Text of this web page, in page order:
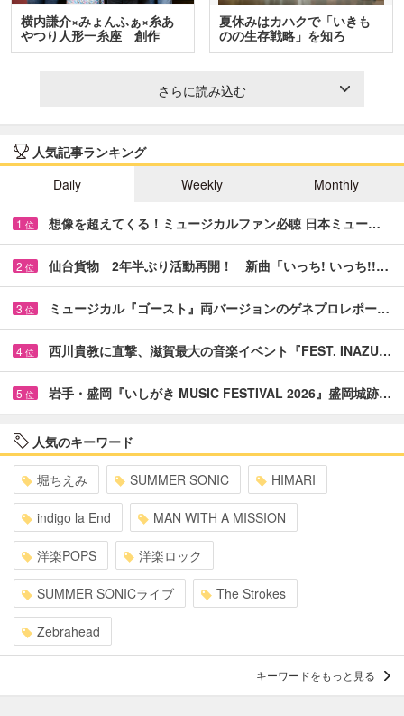
横内謙介×みょんふぁ×糸あ
やつり人形一糸座 創作
人…
夏休みはカハクで「いきも
のの生存戦略」を知ろ
う！ …
さらに読み込む
人気記事ランキング
Daily
Weekly Monthly
1 位 想像を超えてくる！ミュージカルファン必聴 日本ミュー…
2 位 仙台貨物 2年半ぶり活動再開！ 新曲「いっち! いっち!!…
3 位 ミュージカル『ゴースト』両バージョンのゲネプロレポー…
4 位 西川貴教に直撃、滋賀最大の音楽イベント『FEST. INAZU…
5 位 岩手・盛岡『いしがき MUSIC FESTIVAL 2026』盛岡城跡…
人気のキーワード
堀ちえみ SUMMER SONIC HIMARI
indigo la End MAN WITH A MISSION
洋楽POPS 洋楽ロック
SUMMER SONICライブ The Strokes
Zebrahead
キーワードをもっと見る